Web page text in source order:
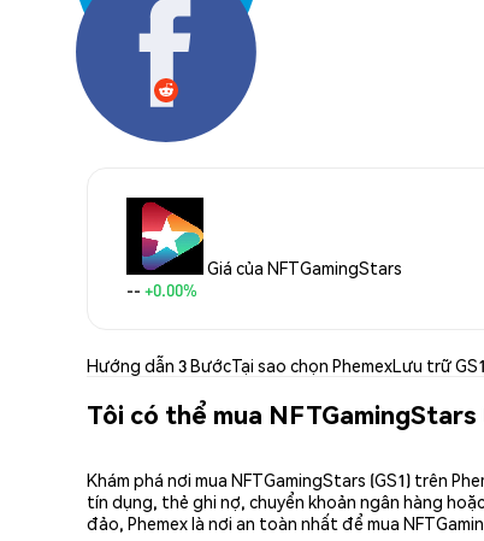
Chia sẻ:
Giá của NFTGamingStars
-- +0.00%
Hướng dẫn 3 BướcTại sao chọn PhemexLưu trữ GS1
Tôi có thể mua NFTGamingStars
Khám phá nơi mua NFTGamingStars (GS1) trên
tín dụng, thẻ ghi nợ, chuyển khoản ngân hàng
đảo, Phemex là nơi an toàn nhất để mua